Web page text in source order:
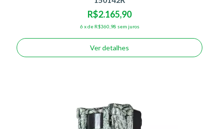
R$2.165,90
6 xde R$360,98 sem juros
Ver detalhes